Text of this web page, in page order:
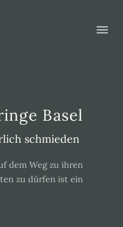
Basel
schmieden
dem Weg zu ihren
zu dürfen ist ein